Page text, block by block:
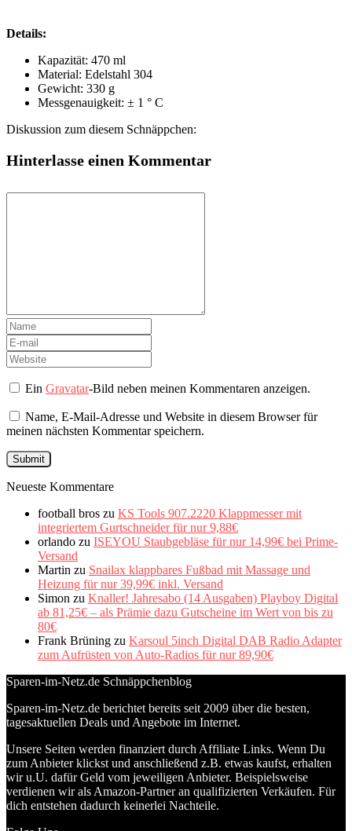
Details:
Kapazität: 470 ml
Material: Edelstahl 304
Gewicht: 330 g
Messgenauigkeit: ± 1 ° C
Diskussion zum diesem Schnäppchen:
Hinterlasse einen Kommentar
EinGravatar-Bild neben meinen Kommentaren anzeigen.
Name, E-Mail-Adresse und Website in diesem Browser für
meinen nächsten Kommentar speichern.
Neueste Kommentare
football bros zu KS Tools 907.2220 Klappmesser mit
integriertem Gurtschneider für nur 9,88€
orlando zu ISEYOU Staubgebläse für nur 14,99€ bei Prime-
Versand
Martin zu Snailax klappbares Fußbad mit Massage und
Heizung für nur 39,99€ inkl. Versand
Simon zu Knaller! Jahresabo (14 Ausgaben) Playboy Digital
ab 81,25€ – als Prämie dazu Gutscheine im Wert von bis zu
80€
Frank Brüning zu Karsoul 5inch Digital DAB Radio Adapter
zum Aufrüsten von Auto-Radios für nur 89,90€
Sparen-im-Netz.de Schnäppchenblog
Sparen-im-Netz.de berichtet bereits seit 2009 über die besten,
tagesaktuellen Deals und Angebote im Internet.
Unsere Seiten werden finanziert durch Affiliate Links. Wenn Du
zum Anbieter klickst und anschließend z.B. etwas kaufst, erhalten
wir u.U. dafür Geld vom jeweiligen Anbieter. Beispielsweise
verdienen wir als Amazon-Partner an qualifizierten Verkäufen. Für
dich entstehen dadurch keinerlei Nachteile.